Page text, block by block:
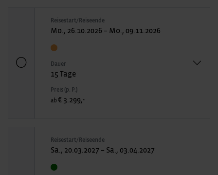
Reisestart/Reiseende
Mo., 26.10.2026 – Mo., 09.11.2026
Dauer
15 Tage
Preis (p. P.)
ab € 3.299,-
Reisestart/Reiseende
Sa., 20.03.2027 – Sa., 03.04.2027